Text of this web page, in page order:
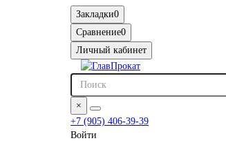
Закладки0
Сравнение0
Личный кабинет
×
+7 (905) 406-39-39
Войти